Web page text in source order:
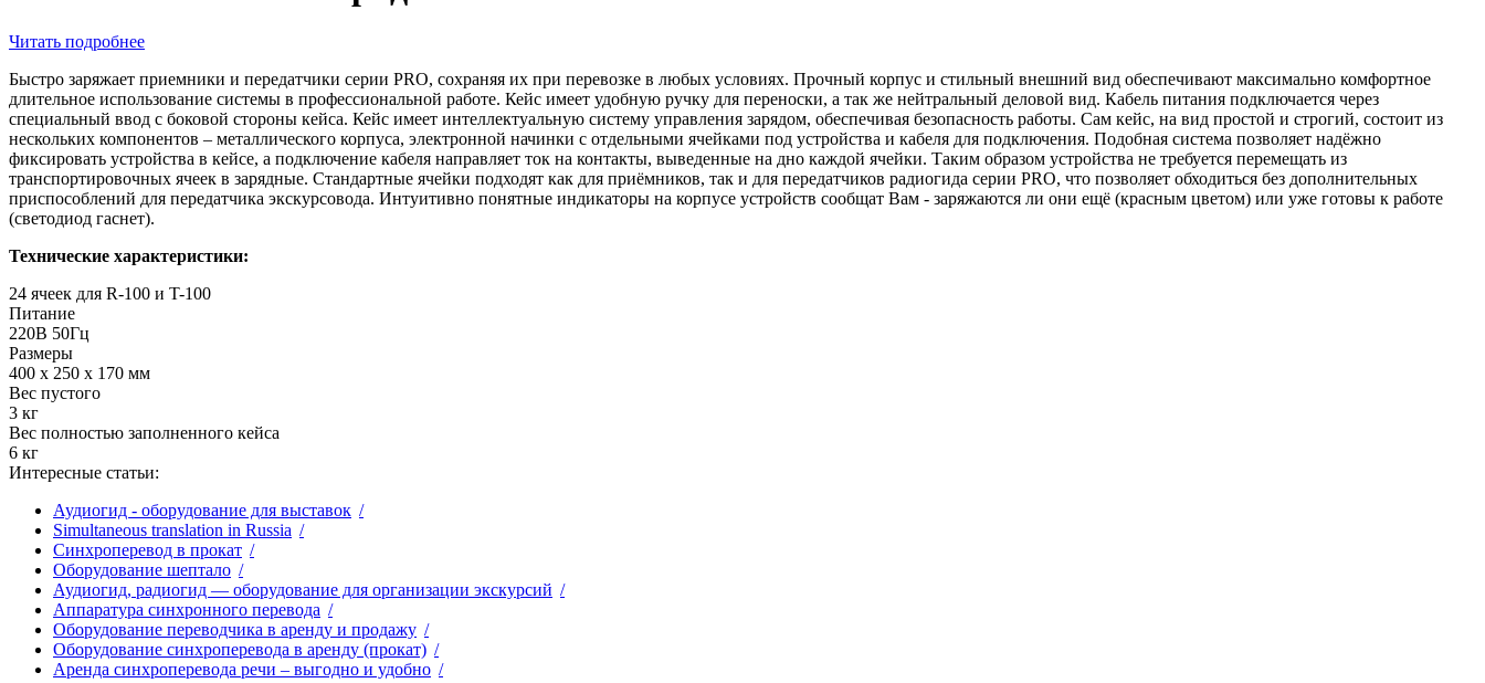
длительное использование системы в профессиональной работе. Кейс имеет удобную ручку для переноски, а так же нейтральный деловой вид. Кабель питания подключается через
специальный ввод с боковой стороны кейса. Кейс имеет интеллектуальную систему управления зарядом, обеспечивая безопасность работы. Сам кейс, на вид простой и строгий, состоит из
нескольких компонентов – металлического корпуса, электронной начинки с отдельными ячейками под устройства и кабеля для подключения. Подобная система позволяет надёжно
фиксировать устройства в кейсе, а подключение кабеля направляет ток на контакты, выведенные на дно каждой ячейки. Таким образом устройства не требуется перемещать из
транспортировочных ячеек в зарядные. Стандартные ячейки подходят как для приёмников, так и для передатчиков радиогида серии PRO, что позволяет обходиться без дополнительных
приспособлений для передатчика экскурсовода. Интуитивно понятные индикаторы на корпусе устройств сообщат Вам - заряжаются ли они ещё (красным цветом) или уже готовы к работе
(светодиод гаснет).
Питание
220В 50Гц
Размеры
400 х 250 х 170 мм
Вес пустого
3 кг
Вес полностью заполненного кейса
6 кг
Интересные статьи:
Simultaneous translation in Russia
Синхроперевод в прокат
Оборудование шептало
Аудиогид, радиогид — оборудование для организации экскурсий
Аппаратура синхронного перевода
Оборудование переводчика в аренду и продажу
Оборудование синхроперевода в аренду (прокат)
Аренда синхроперевода речи – выгодно и удобно
Оборудование и система синхроперевода